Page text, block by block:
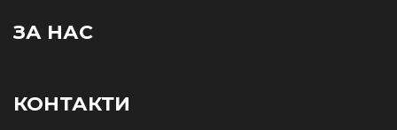
ЗА НАС
КОНТАКТИ